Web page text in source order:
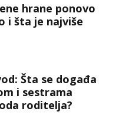
hrane ponovo
i šta je najviše
Šta se događa
i sestrama
roditelja?